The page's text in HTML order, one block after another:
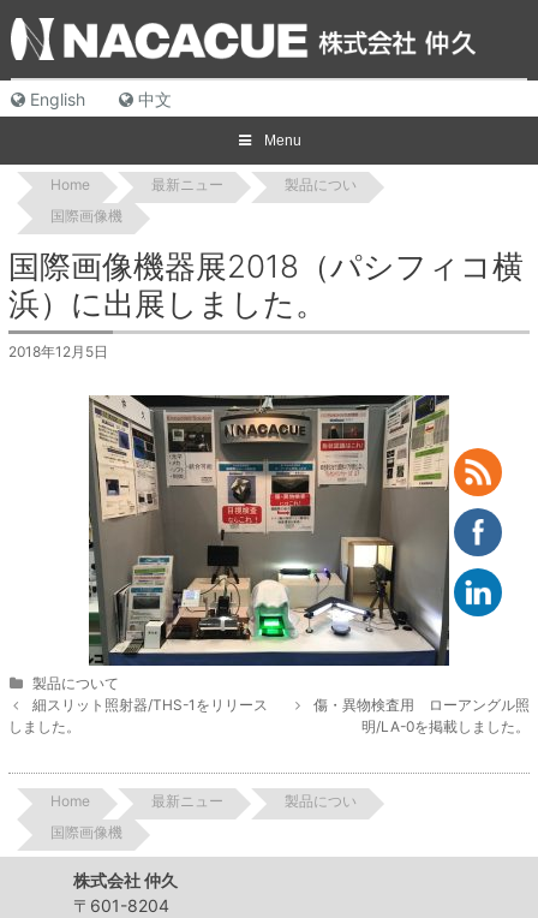
to
content
English 中文
Menu
Home 最新ニュー
製品につい
国際画像機
国際画像機器展2018（パシフィコ横
浜）に出展しました。
2018年12月5日
Categories
製品について
Post
navigation
細スリット照射器/THS-1をリリース
しました。
傷・異物検査用 ローアングル照
明/LA-0を掲載しました。
Home 最新ニュー
製品につい
国際画像機
株式会社 仲久
〒601-8204